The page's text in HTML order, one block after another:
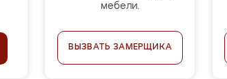
мебели.
ВЫЗВАТЬ ЗАМЕРЩИКА